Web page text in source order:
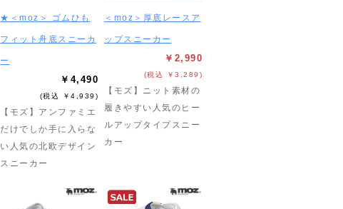
★＜moz＞ ゴムひも
フィット舟底スニーカ
ー
￥4,490
(税込 ￥4,939)
【モズ】アンファミエ
だけでしか手に入らな
い人気の北欧デザイン
スニーカー
＜moz＞厚底レースア
ップスニーカー
￥2,990
(税込 ￥3,289)
【モズ】ニット素材の
履きやすい人気のヒー
ルアップタイプスニー
カー